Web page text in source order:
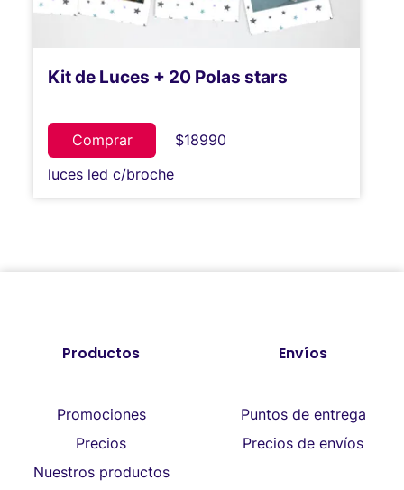
Kit de Luces + 20 Polas stars
Comprar
$18990
luces led c/broche
Productos
Promociones
Precios
Nuestros productos
Envíos
Puntos de entrega
Precios de envíos